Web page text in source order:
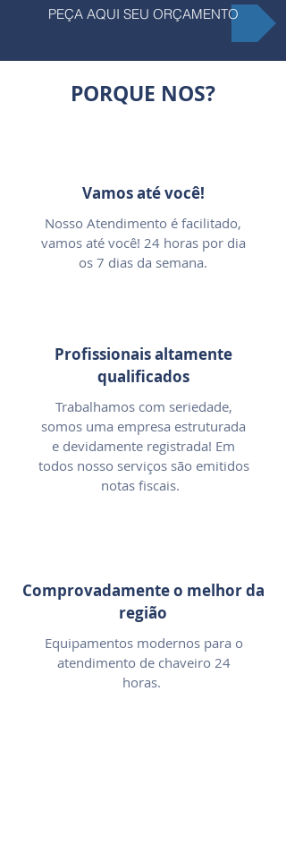
PEÇA AQUI SEU ORÇAMENTO
PORQUE NOS?
Vamos até você!
Nosso Atendimento é facilitado,
vamos até você! 24 horas por dia
os 7 dias da semana.
Profissionais altamente
qualificados
Trabalhamos com seriedade,
somos uma empresa estruturada
e devidamente registrada! Em
todos nosso serviços são emitidos
notas fiscais.
Comprovadamente o melhor da
região
Equipamentos modernos para o
atendimento de chaveiro 24
horas.